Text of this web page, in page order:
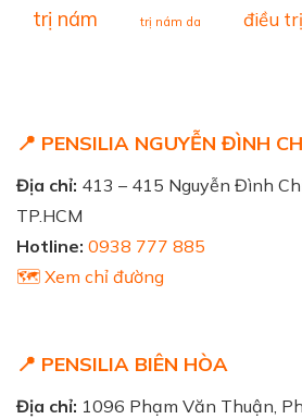
trị nám trị nám da điều
📍 PENSILIA NGUYỄN ĐÌNH
Địa chỉ: 413 – 415 Nguyễn Đình
TP.HCM
Hotline: 0938 777 885
🗺️ Xem chỉ đường
📍 PENSILIA BIÊN HÒA
Địa chỉ: 1096 Phạm Văn Thuận,